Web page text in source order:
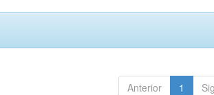
Anterior 1